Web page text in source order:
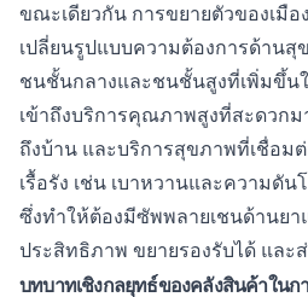
ขณะเดียวกัน การขยายตัวของเมือ
เปลี่ยนรูปแบบความต้องการด้านสุ
ชนชั้นกลางและชนชั้นสูงที่เพิ่มขึ้น
เข้าถึงบริการคุณภาพสูงที่สะดวก
ถึงบ้าน และบริการสุขภาพที่เชื่อม
เรื้อรัง เช่น เบาหวานและความดั
ซึ่งทำให้ต้องมีซัพพลายเชนด้านย
ประสิทธิภาพ ขยายรองรับได้ และ
บทบาทเชิงกลยุทธ์ของคลังสินค้าใน